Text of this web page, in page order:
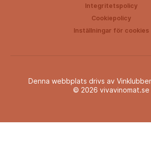
Integritetspolicy
Cookiepolicy
Inställningar för cookies
Denna webbplats drivs av
© 2026 vivavinomat.se